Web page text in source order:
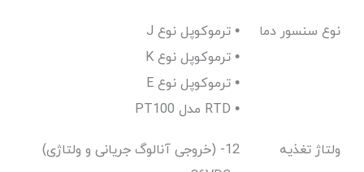
نوع سنسور دما
J ترموکوپل نوع •
K ترموکوپل نوع •
E ترموکوپل نوع •
PT100 مدل RTD •
ولتاژ تغذیه
(خروجی آنالوگ جریانی و ولتاژی) 12-